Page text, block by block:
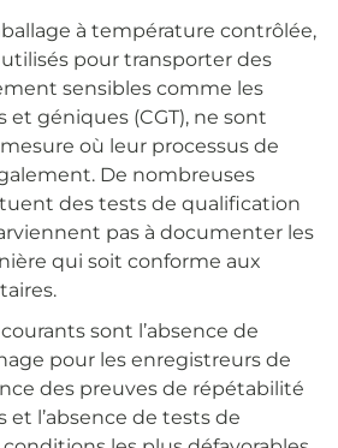
à température contrôlée,
pour transporter des
sensibles comme les
et géniques (CGT), ne sont
où leur processus de
De nombreuses
des tests de qualification
pas à documenter les
qui soit conforme aux
sont l’absence de
pour les enregistreurs de
des preuves de répétabilité
et l’absence de tests de